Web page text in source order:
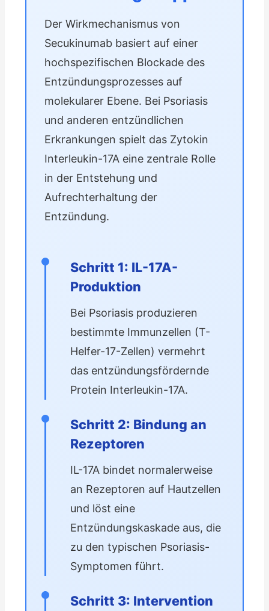
Der Wirkmechanismus von
Secukinumab basiert auf einer
hochspezifischen Blockade des
Entzündungsprozesses auf
molekularer Ebene. Bei Psoriasis
und anderen entzündlichen
Erkrankungen spielt das Zytokin
Interleukin-17A eine zentrale Rolle
in der Entstehung und
Aufrechterhaltung der
Entzündung.
Schritt 1: IL-17A-
Produktion
Bei Psoriasis produzieren
bestimmte Immunzellen (T-
Helfer-17-Zellen) vermehrt
das entzündungsfördernde
Protein Interleukin-17A.
Schritt 2: Bindung an
Rezeptoren
IL-17A bindet normalerweise
an Rezeptoren auf Hautzellen
und löst eine
Entzündungskaskade aus, die
zu den typischen Psoriasis-
Symptomen führt.
Schritt 3: Intervention